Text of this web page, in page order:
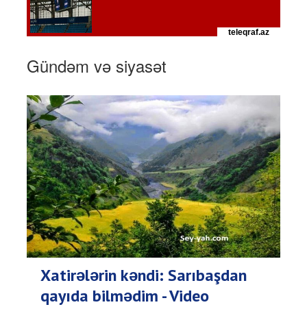
Gündəm və siyasət
Xatirələrin kəndi: Sarıbaşdan
qayıda bilmədim - Video